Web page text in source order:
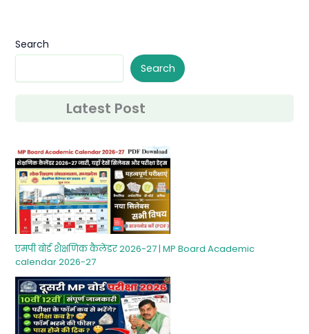
Search
Search
Latest Post
एमपी बोर्ड शैक्षणिक कैलेंडर 2026-27 | MP Board Academic
calendar 2026-27